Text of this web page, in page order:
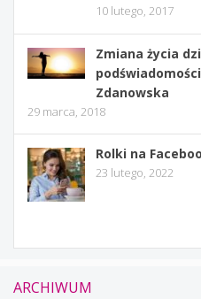
10 lutego, 2017
Zmiana życia
Zdanowska
29 marca, 2018
Rolki na
23 lutego, 2022
ARCHIWUM